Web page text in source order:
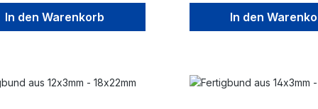
In den Warenkorb In den